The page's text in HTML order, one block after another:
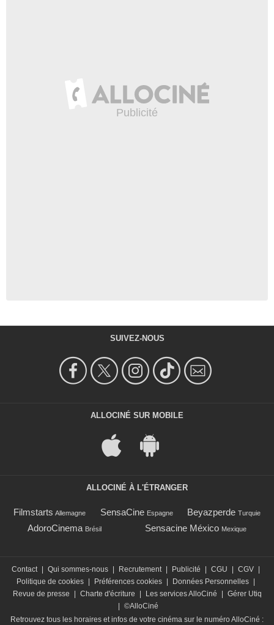
SUIVEZ-NOUS
ALLOCINÉ SUR MOBILE
ALLOCINÉ À L'ÉTRANGER
Filmstarts Allemagne SensaCine Espagne Beyazperde Turquie
AdoroCinema Brésil Sensacine México Mexique
Contact Qui sommes-nous Recrutement Publicité CGU CGV
Politique de cookies
Préférences cookies Données Personnelles
Revue de presse
Charte d'écriture Les services AlloCiné
Gérer Utiq
©AlloCiné
Retrouvez tous les horaires et infos de votre cinéma sur le numéro AlloCiné :